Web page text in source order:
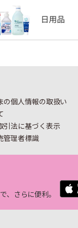
の個人情報の取扱い
引法に基づく表示
管理者標識
、さらに便利。